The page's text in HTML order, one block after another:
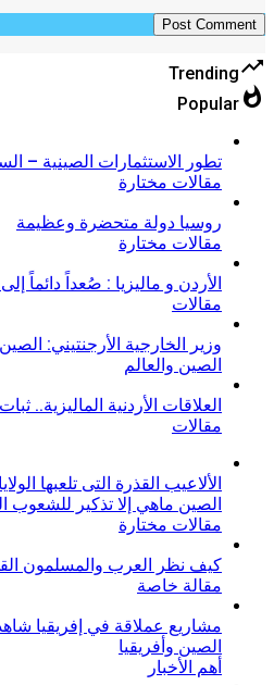
trending_up
Trending
whatshot
Popular
تطور الاستثمارات الصينية –
مقالات مختارة
روسيا دولة متحضرة وعظيمة
مقالات مختارة
الأردن و ماليزيا : صُعداً دائماً
مقالات
وزير الخارجية الأرجنتيني:
الصين والعالم
العلاقات الأردنية الماليزية..
مقالات
الألاعيب القذرة التى تلعبها
الصين ماهي إلا تذكير للشعوب
مقالات مختارة
كيف نظر العرب والمسلمون
مقالة خاصة
مشاريع عملاقة في إفريقيا
الصين وأفريقيا
أهم الأخبار